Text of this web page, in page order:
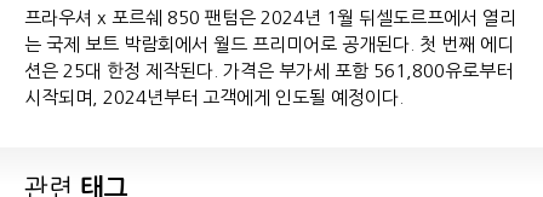
프라우셔 x 포르쉐 850 팬텀은 2024년 1월 뒤셀도르프에서 열리
는 국제 보트 박람회에서 월드 프리미어로 공개된다. 첫 번째 에디
션은 25대 한정 제작된다. 가격은 부가세 포함 561,800유로부터
시작되며, 2024년부터 고객에게 인도될 예정이다.
관련 태그